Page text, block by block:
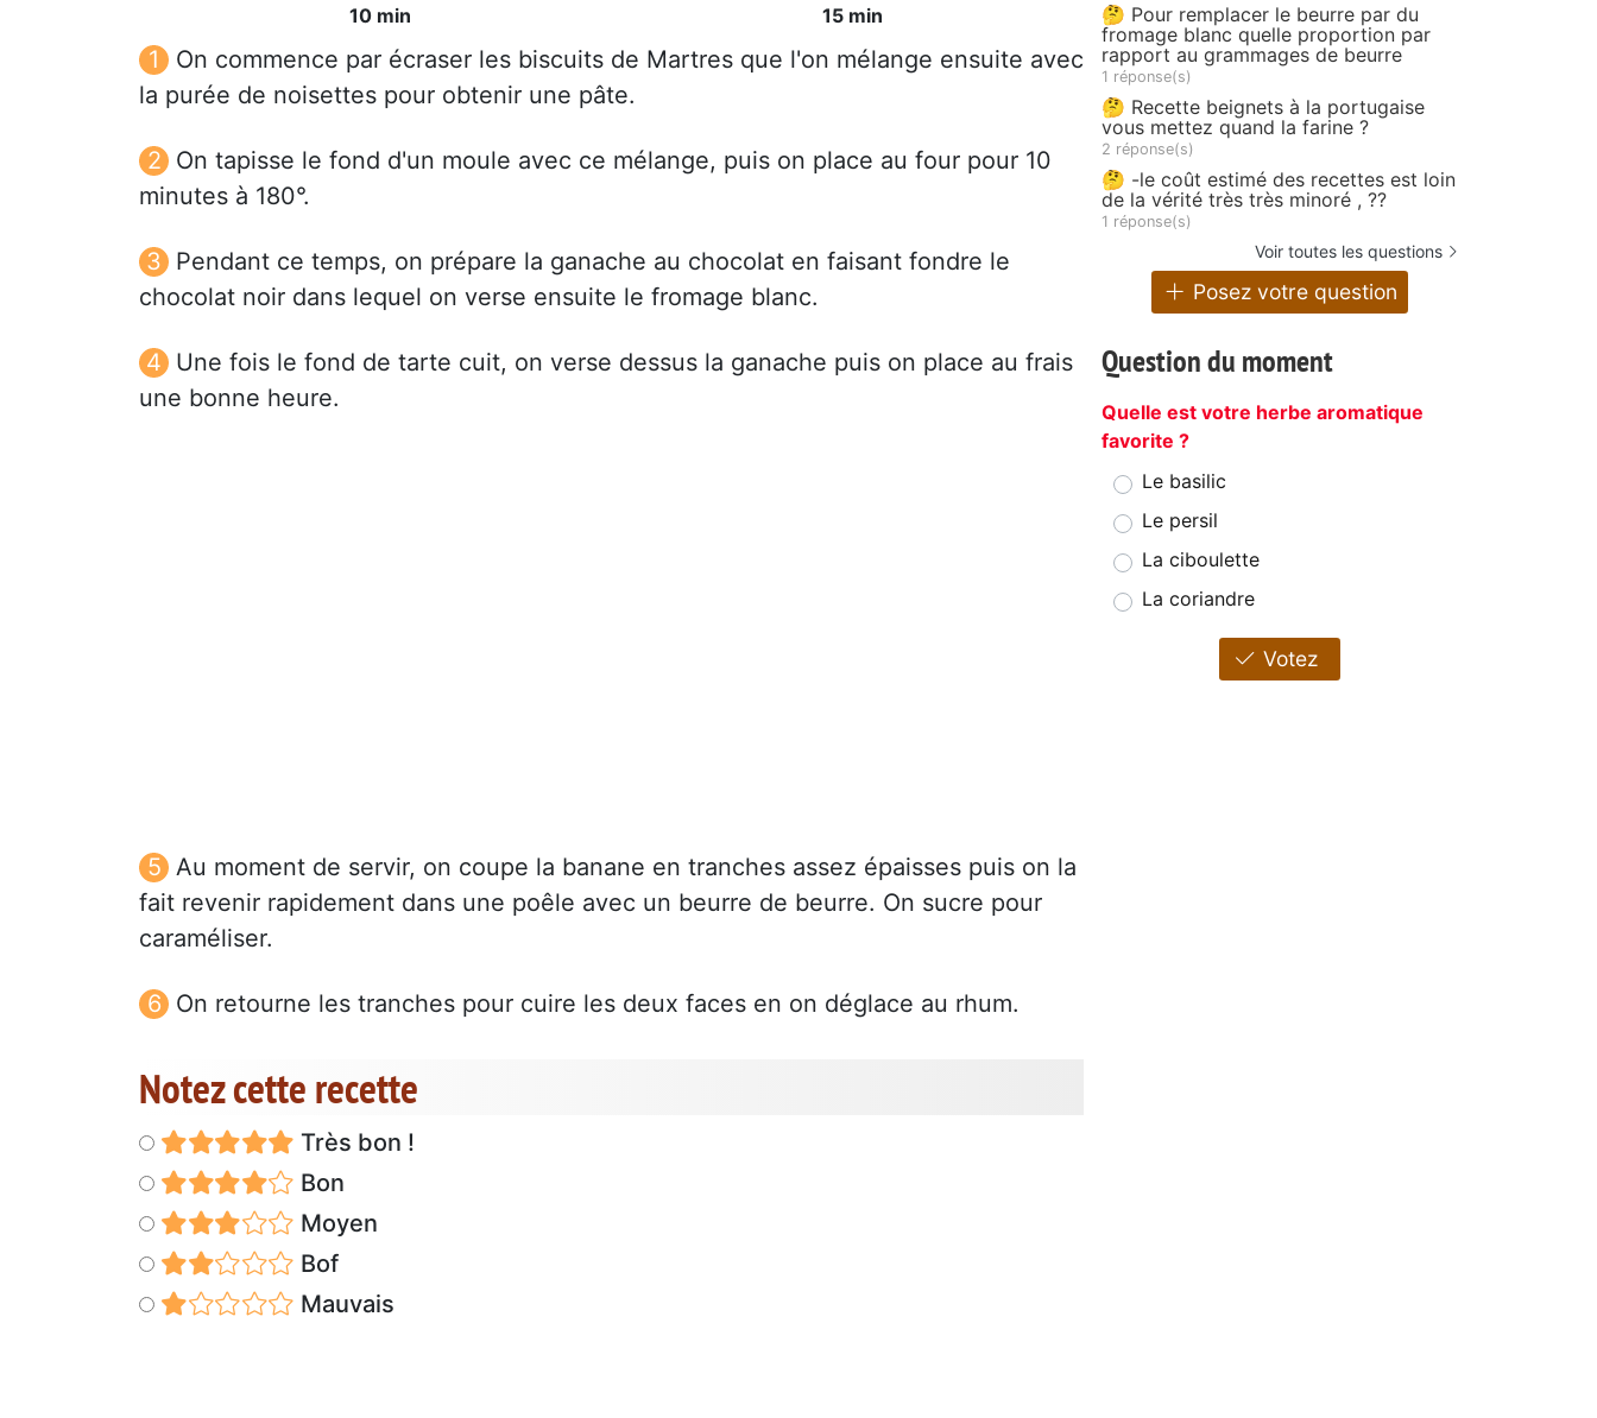
10 min
15 min
On commence par écraser les biscuits de Martres que l'on mélange ensuite avec
la purée de noisettes pour obtenir une pâte.
On tapisse le fond d'un moule avec ce mélange, puis on place au four pour 10
minutes à 180°.
Pendant ce temps, on prépare la ganache au chocolat en faisant fondre le
chocolat noir dans lequel on verse ensuite le fromage blanc.
Une fois le fond de tarte cuit, on verse dessus la ganache puis on place au frais
une bonne heure.
Au moment de servir, on coupe la banane en tranches assez épaisses puis on la
fait revenir rapidement dans une poêle avec un beurre de beurre. On sucre pour
caraméliser.
On retourne les tranches pour cuire les deux faces en on déglace au rhum.
Notez cette recette
Très bon !
Bon
Moyen
Bof
Mauvais
🤔 Pour remplacer le beurre par du
fromage blanc quelle proportion par
rapport au grammages de beurre
1 réponse(s)
🤔 Recette beignets à la portugaise
vous mettez quand la farine ?
2 réponse(s)
🤔 -le coût estimé des recettes est loin
de la vérité très très minoré , ??
1 réponse(s)
Voir toutes les questions
Posez votre question
Question du moment
Quelle est votre herbe aromatique
favorite ?
Le basilic
Le persil
La ciboulette
La coriandre
Votez